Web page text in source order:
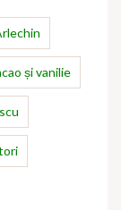
și vanilie